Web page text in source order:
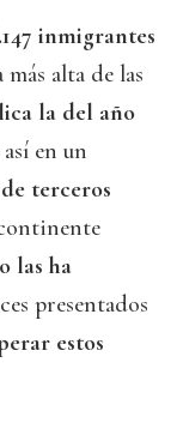
inmigrantes
alta de las
la del año
en un
terceros
las ha
presentados
estos